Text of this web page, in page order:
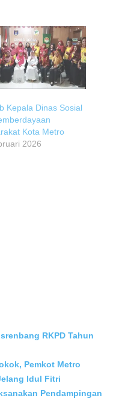
Kepala Dinas Sosial
Kota Metro
2026
RKPD Tahun
Pemkot Metro
Idul Fitri
Pendampingan